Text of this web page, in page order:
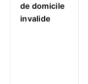
de domicile
invalide